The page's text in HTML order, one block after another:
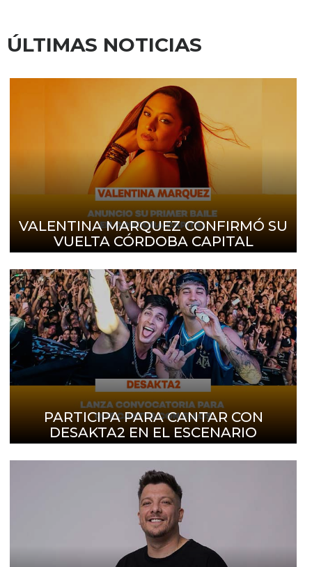
ÚLTIMAS NOTICIAS
VALENTINA MARQUEZ CONFIRMÓ SU
VUELTA CÓRDOBA CAPITAL
PARTICIPA PARA CANTAR CON
DESAKTA2 EN EL ESCENARIO